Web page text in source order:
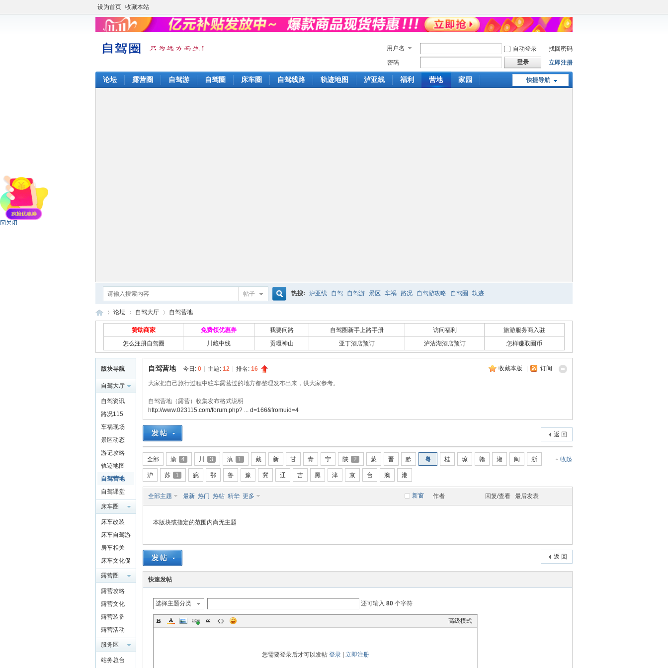
设为首页 收藏本站
用户名 自动登录
找回密码
密码
登录 立即注册
快捷导航
论坛 露营圈 自驾游 自驾圈 床车圈 自驾线路 轨迹地图 泸亚线 福利 营地 家园
帖子
索
热搜: 泸亚线 自驾 自驾游 景区 车祸 路况 自驾游攻略 自驾圈 轨迹
自
驾
»
论坛
›
自驾大厅
›
自驾营地
赞助商家 免费领优惠券 我要问路 自驾圈新手上路手册 访问福利
旅游服务商入驻
怎么注册自驾圈
川藏中线 贡嘎神山 亚丁酒店预订 泸沽湖酒店预订 怎样赚取圈币
版块导航
自驾大厅
自驾资讯
路况115
车祸现场
景区动态
游记攻略
轨迹地图
自驾营地
自驾课堂
床车圈
QQ群
4697975
91
床车改装
床车自驾游
房车相关
床车文化促
进交流
露营圈
露营攻略
露营文化
露营装备
露营活动
服务区
站务总台
收藏本版 订阅
自驾营地 今日: 0 主题: 12 排名: 16
大家把自己旅行过程中驻车露营过的地方都整理发布出来，供大家参考。
自驾营地（露营）收集发布格式说明
http://www.023115.com/forum.php? ... d=166&fromuid=4
返 回
收起
全部 渝 4 川 3 滇 1 藏 新 甘 青 宁 陕 2 蒙 晋 黔 粤 桂 琼 赣 湘 闽 浙
沪 苏 1 皖 鄂 鲁 豫 冀 辽 吉 黑 津 京 台 澳 港
新窗
全部主题 最新 热门 热帖 精华 更多 作者 回复/查看 最后发表
本版块或指定的范围内尚无主题
返 回
快速发帖
选择主题分类 还可输入 80 个字符
高级模式
您需要登录后才可以发帖 登录| 立即注册